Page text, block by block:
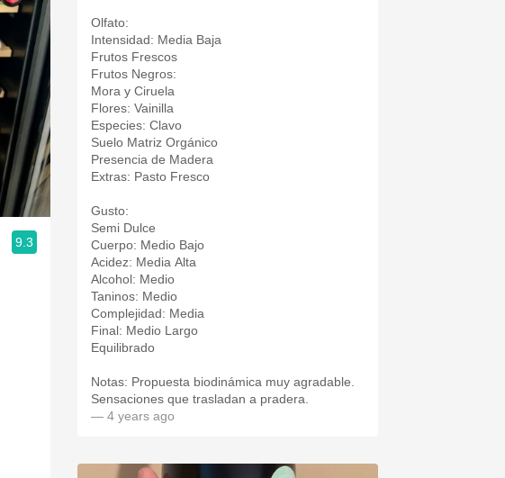
9.3
Olfato:
Intensidad: Media Baja
Frutos Frescos
Frutos Negros:
Mora y Ciruela
Flores: Vainilla
Especies: Clavo
Suelo Matriz Orgánico
Presencia de Madera
Extras: Pasto Fresco
Gusto:
Semi Dulce
Cuerpo: Medio Bajo
Acidez: Media Alta
Alcohol: Medio
Taninos: Medio
Complejidad: Media
Final: Medio Largo
Equilibrado
Notas: Propuesta biodinámica muy agradable.
Sensaciones que trasladan a pradera.
— 4 years ago